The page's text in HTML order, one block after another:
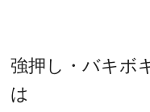
強押し・バキボ
は